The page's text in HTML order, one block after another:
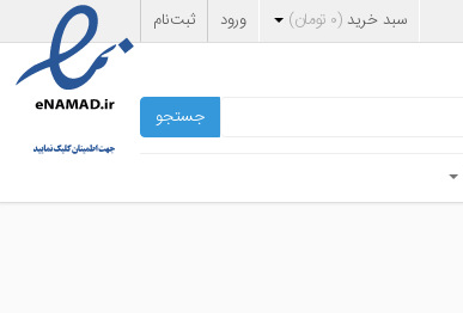
سبد خرید (۰ تومان) ورود ثبت‌نام
جستجو